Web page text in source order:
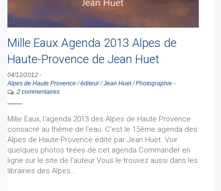
Mille Eaux Agenda 2013 Alpes de
Haute-Provence de Jean Huet
04/12/2012 -
Alpes de Haute Provence /éditeur/Jean Huet/Photographie -
2 commentaires
Mille Eaux, l'agenda 2013 des Alpes de Haute Provence
consacré au thème de l'eau. C'est le 15ème agenda des
Alpes de Haute-Provence édité par Jean Huet. Voir
quelques photos tirées de cet agenda Commander en
ligne sur le site de l'auteur Vous le trouvez aussi dans les
librairies des Alpes…